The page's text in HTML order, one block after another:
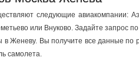
следующие авиакомпании:
или Внуково. Задайте запрос
Женеву. Вы получите все данные по
самолета.